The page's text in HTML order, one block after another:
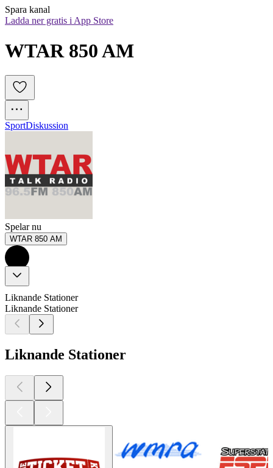
Spara kanal
Ladda ner gratis i App Store
WTAR 850 AM
SportDiskussion
Spelar nu
WTAR 850 AM
Liknande Stationer
Liknande Stationer
Liknande Stationer